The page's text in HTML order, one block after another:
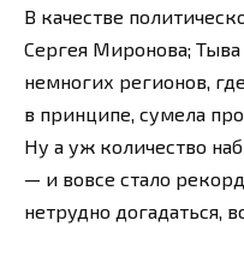
В качестве
Сергея Миронова;
немногих регионов,
в принципе, сумела
Ну а уж количество
— и вовсе стало
нетрудно догадаться,